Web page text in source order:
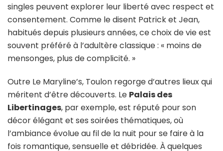
singles peuvent explorer leur liberté avec respect et
consentement. Comme le disent Patrick et Jean,
habitués depuis plusieurs années, ce choix de vie est
souvent préféré à l’adultère classique : « moins de
mensonges, plus de complicité. »
Outre Le Maryline’s, Toulon regorge d’autres lieux qui
méritent d’être découverts. Le Palais des
Libertinages, par exemple, est réputé pour son
décor élégant et ses soirées thématiques, où
l’ambiance évolue au fil de la nuit pour se faire à la
fois romantique, sensuelle et débridée. À quelques